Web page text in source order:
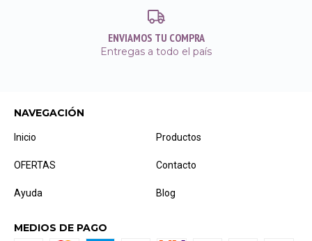
ENVIAMOS TU COMPRA
Entregas a todo el país
NAVEGACIÓN
Inicio Productos
OFERTAS Contacto
Ayuda Blog
MEDIOS DE PAGO